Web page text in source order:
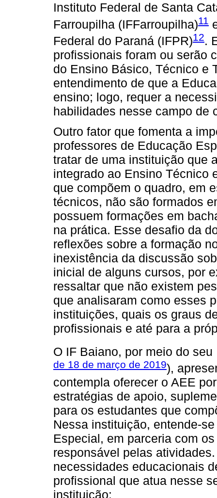
Instituto Federal de Santa
Farroupilha (IFFarroupilha)11
Federal do Paraná (IFPR)12.
profissionais foram ou serão
do Ensino Básico, Técnico e
entendimento de que a
ensino; logo, requer a
habilidades nesse campo de
Outro fator que fomenta a
professores de Educação
tratar de uma instituição que
integrado ao Ensino Técnico
que compõem o quadro, em
técnicos, não são formados
possuem formações em
na prática. Esse desafio da
reflexões sobre a formação
inexistência da discussão
inicial de alguns cursos, por
ressaltar que não existem
que analisaram como esses
instituições, quais os graus
profissionais e até para a
O IF Baiano, por meio do
de 18 de março de 2019),
contempla oferecer o AEE
estratégias de apoio,
para os estudantes que
Nessa instituição, entende-
Especial, em parceria com
responsável pelas
necessidades educacionais
profissional que atua nesse
instituição: